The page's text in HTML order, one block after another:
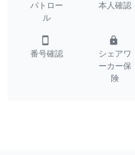
パトロー
ル
本人確認
smartphone
番号確認
lock
シェアワ
ーカー保
険